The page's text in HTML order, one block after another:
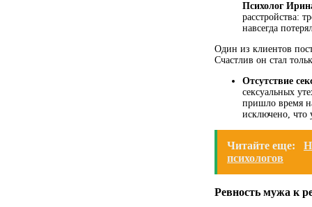
Психолог
расстройства:
навсегда
Один из клиентов
Счастлив он стал
Отсутствие
сексуальных
пришло время
исключено, что
Читайте еще:
психологов
Ревность мужа к